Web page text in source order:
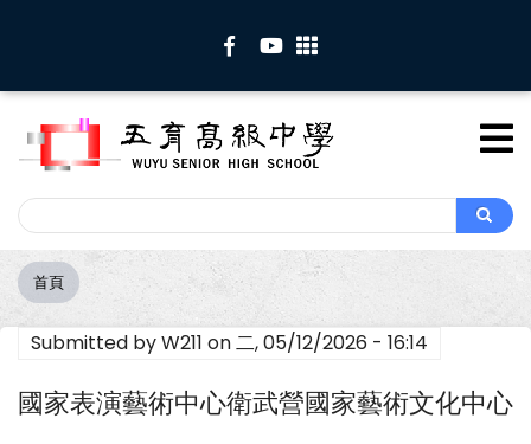
內
Search
Search
導
航
連
首頁
Submitted byW211 on二, 05/12/2026 - 16:14
國家表演藝術中心衛武營國家藝術文化中心